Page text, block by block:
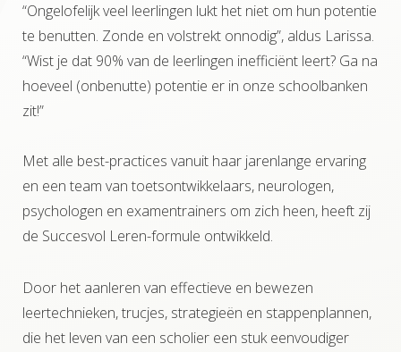
“Ongelofelijk veel leerlingen lukt het niet om hun potentie
te benutten. Zonde en volstrekt onnodig”, aldus Larissa.
“Wist je dat 90% van de leerlingen inefficiënt leert? Ga na
hoeveel (onbenutte) potentie er in onze schoolbanken
zit!”
Met alle best-practices vanuit haar jarenlange ervaring
en een team van toetsontwikkelaars, neurologen,
psychologen en examentrainers om zich heen, heeft zij
de Succesvol Leren-formule ontwikkeld.
Door het aanleren van effectieve en bewezen
leertechnieken, trucjes, strategieën en stappenplannen,
die het leven van een scholier een stuk eenvoudiger